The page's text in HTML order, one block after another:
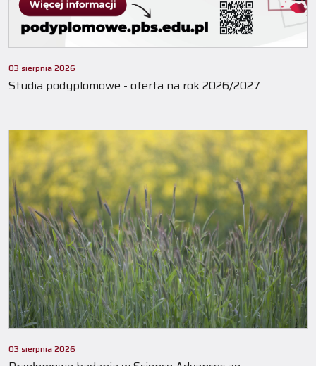
03 sierpnia 2026
Studia podyplomowe - oferta na rok 2026/2027
03 sierpnia 2026